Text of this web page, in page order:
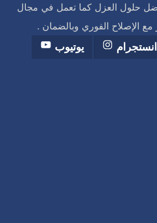
حلول العزل كما تعمل في مجال
الإصلاح الفوري وبالضمان .
انستجرام يوتيوب